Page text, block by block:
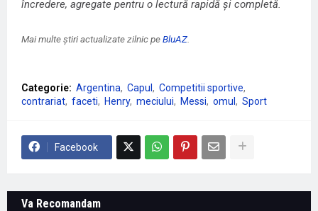
încredere, agregate pentru o lectură rapidă și completă.
Mai multe știri actualizate zilnic peBluAZ
Categorie: Argentina Capul
Competitii sportive
contrariat faceti Henry meciului Messi omul Sport
Facebook
Va Recomandam